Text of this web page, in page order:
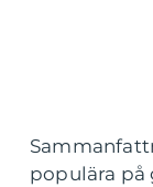
populära på